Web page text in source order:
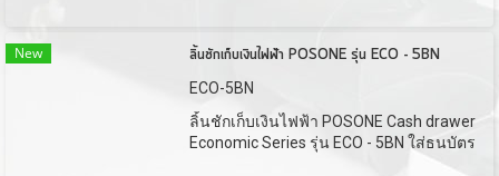
New ลิ้นชักเก็บเงินไฟฟ้า POSONE รุ่น ECO - 5BN
ECO-5BN
ลิ้นชักเก็บเงินไฟฟ้า POSONE Cash drawer
Economic Series รุ่น ECO - 5BN ใส่ธนบัตร